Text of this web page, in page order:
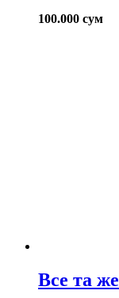
100.000 сум
Все та